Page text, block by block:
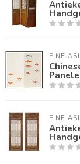
FINE
FINE